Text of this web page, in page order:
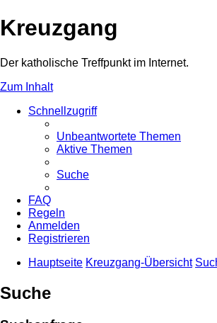
Kreuzgang
Der katholische Treffpunkt im Internet.
Zum Inhalt
Schnellzugriff
Unbeantwortete Themen
Aktive Themen
Suche
FAQ
Regeln
Anmelden
Registrieren
Hauptseite Kreuzgang-Übersicht
Suche